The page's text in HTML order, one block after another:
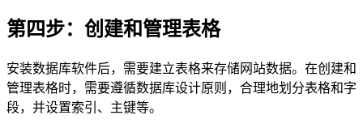
第四步：创建和管理表格
安装数据库软件后，需要建立表格来存储网站数据。在创建和
管理表格时，需要遵循数据库设计原则，合理地划分表格和字
段，并设置索引、主键等。